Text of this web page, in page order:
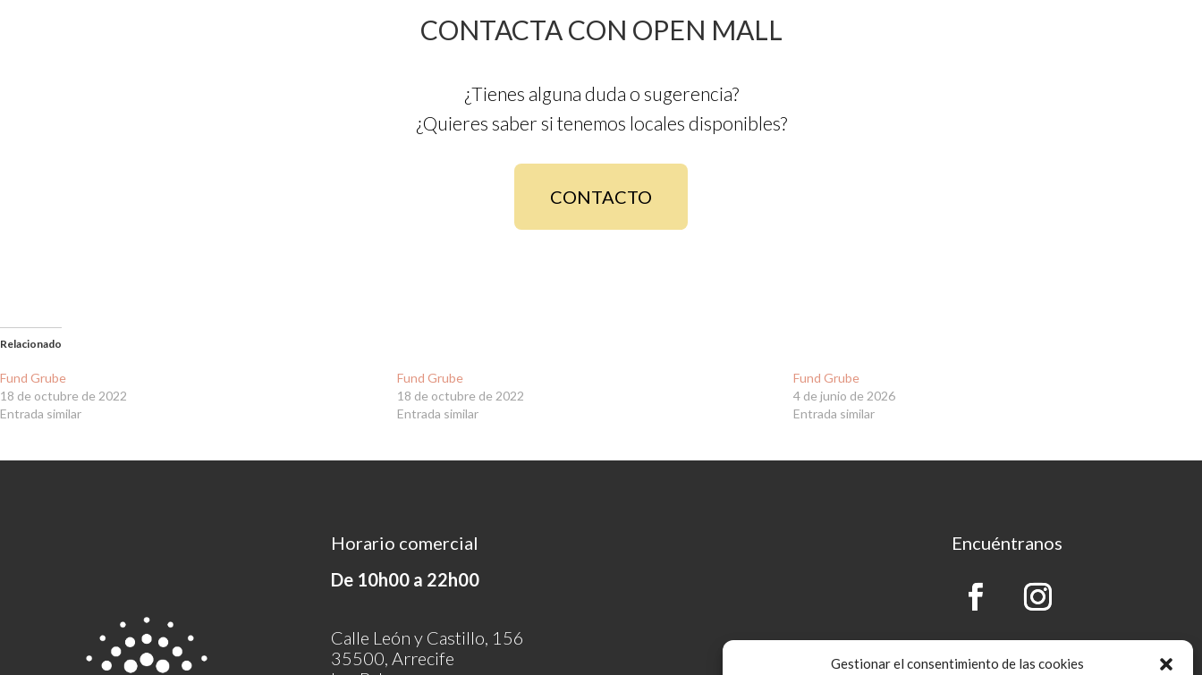
Gestionar el consentimiento de las cookies
CONTACTA CON OPEN MALL
¿Tienes alguna duda o sugerencia?
¿Quieres saber si tenemos locales disponibles?
CONTACTO
Relacionado
Fund Grube
18 de octubre de 2022
Entrada similar
Fund Grube
18 de octubre de 2022
Entrada similar
Fund Grube
4 de junio de 2026
Entrada similar
Horario comercial
De 10h00 a 22h00
Calle León y Castillo, 156
35500, Arrecife
Encuéntranos